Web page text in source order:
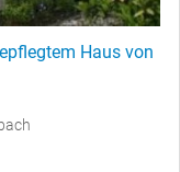
Haus von